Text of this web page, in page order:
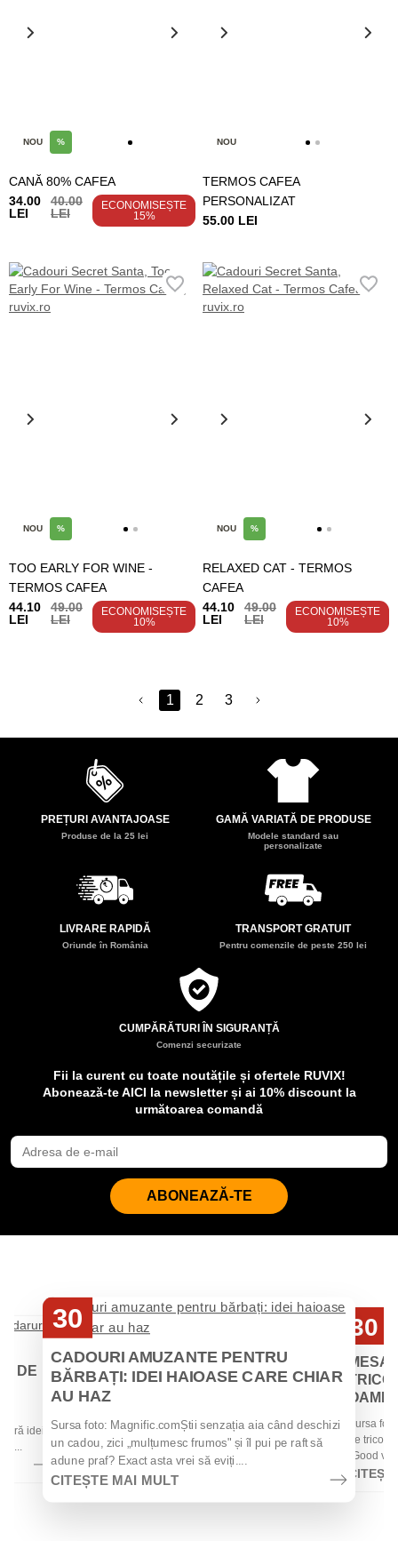
NOU %
CANĂ 80% CAFEA
34.00
LEI
40.00
LEI
ECONOMISEȘTE
15%
NOU
TERMOS CAFEA
PERSONALIZAT
55.00 LEI
NOU %
TOO EARLY FOR WINE -
TERMOS CAFEA
44.10
LEI
49.00
LEI
ECONOMISEȘTE
10%
NOU %
RELAXED CAT - TERMOS
CAFEA
44.10
LEI
49.00
LEI
ECONOMISEȘTE
10%
1 2 3
PREȚURI AVANTAJOASE
Produse de la 25 lei
GAMĂ VARIATĂ DE PRODUSE
Modele standard sau
personalizate
LIVRARE RAPIDĂ
Oriunde în România
TRANSPORT GRATUIT
Pentru comenzile de peste 250 lei
CUMPĂRĂTURI ÎN SIGURANȚĂ
Comenzi securizate
Fii la curent cu toate noutățile și ofertele RUVIX!
Abonează-te AICI la newsletter și ai 10% discount la
următoarea comandă
ABONEAZĂ-TE
DE
idei
la...
30
CADOURI AMUZANTE PENTRU
BĂRBAȚI: IDEI HAIOASE CARE CHIAR
AU HAZ
Sursa foto: Magnific.comȘtii senzația aia când deschizi
un cadou, zici „mulțumesc frumos" și îl pui pe raft să
adune praf? Exact asta vrei să eviți....
CITEȘTE MAI MULT
30
Sursa
de
„Good